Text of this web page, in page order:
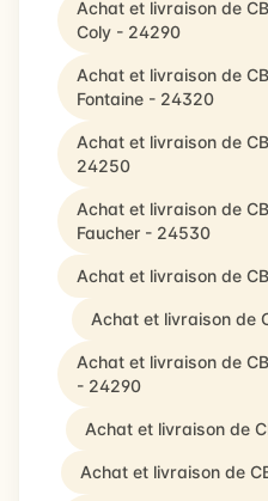
Achat et livraison de
Coly - 24290
Achat et livraison de
Fontaine - 24320
Achat et livraison de
24250
Achat et livraison de
Faucher - 24530
Achat et livraison de
Achat et livraison de
Achat et livraison de
- 24290
Achat et livraison de
Achat et livraison de